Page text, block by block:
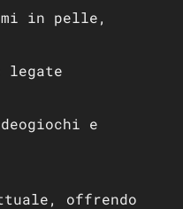
in pelle,
legate
e
offrendo